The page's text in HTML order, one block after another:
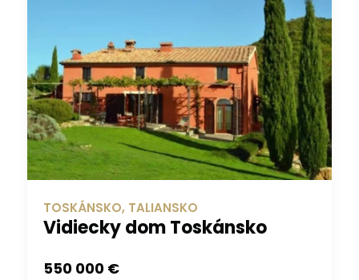
TOSKÁNSKO, TALIANSKO
Vidiecky dom Toskánsko
550 000 €